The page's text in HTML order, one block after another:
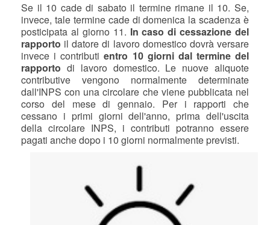
Se il 10 cade di sabato il termine rimane il 10. Se,
invece, tale termine cade di domenica la scadenza è
posticipata al giorno 11. In caso di cessazione del
rapporto il datore di lavoro domestico dovrà versare
invece i contributientro 10 giorni dal termine del
rapporto di lavoro domestico. Le nuove aliquote
contributive vengono normalmente determinate
dall'INPS con una circolare che viene pubblicata nel
corso del mese di gennaio. Per i rapporti che
cessano i primi giorni dell'anno, prima dell'uscita
della circolare INPS, i contributi potranno essere
pagati anche dopo i 10 giorni normalmente previsti.